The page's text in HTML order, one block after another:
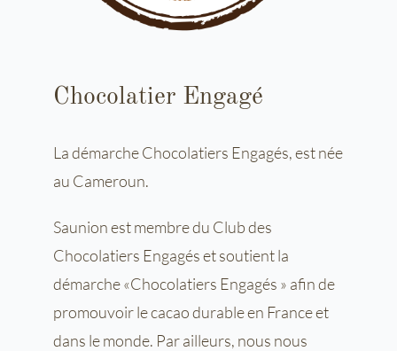
Chocolatier Engagé
La démarche Chocolatiers Engagés, est née
au Cameroun.
Saunion est membre du Club des
Chocolatiers Engagés et soutient la
démarche «Chocolatiers Engagés » afin de
promouvoir le cacao durable en France et
dans le monde. Par ailleurs, nous nous